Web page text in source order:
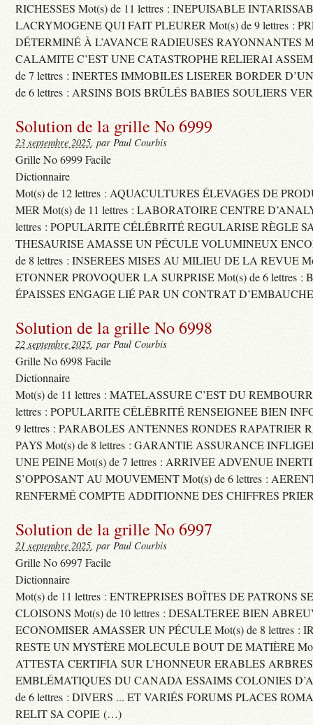
RICHESSES Mot(s) de 11 lettres : INEPUISABLE
LACRYMOGENE QUI FAIT PLEURER Mot(s) de 9 lettres :
DÉTERMINÉ À L’AVANCE RADIEUSES RAYONNANTES
CALAMITE C’EST UNE CATASTROPHE RELIERAI
de 7 lettres : INERTES IMMOBILES LISERER BORDER
de 6 lettres : ARSINS BOIS BRÛLÉS BABIES SOULIERS
Solution de la grille No 6999
23 septembre 2025, par Paul Courbis
Grille No 6999 Facile
Dictionnaire
Mot(s) de 12 lettres : AQUACULTURES ÉLEVAGES DE
MER Mot(s) de 11 lettres : LABORATOIRE CENTRE
lettres : POPULARITE CÉLÉBRITÉ REGULARISE RÈGLE
THESAURISE AMASSE UN PÉCULE VOLUMINEUX
de 8 lettres : INSEREES MISES AU MILIEU DE LA REVUE
ETONNER PROVOQUER LA SURPRISE Mot(s) de 6 lettres :
ÉPAISSES ENGAGE LIÉ PAR UN CONTRAT
Solution de la grille No 6998
22 septembre 2025, par Paul Courbis
Grille No 6998 Facile
Dictionnaire
Mot(s) de 11 lettres : MATELASSURE C’EST DU
lettres : POPULARITE CÉLÉBRITÉ RENSEIGNEE BIEN
9 lettres : PARABOLES ANTENNES RONDES RAPATRIER
PAYS Mot(s) de 8 lettres : GARANTIE ASSURANCE
UNE PEINE Mot(s) de 7 lettres : ARRIVEE ADVENUE
S’OPPOSANT AU MOUVEMENT Mot(s) de 6 lettres :
RENFERMÉ COMPTE ADDITIONNE DES CHIFFRES
Solution de la grille No 6997
21 septembre 2025, par Paul Courbis
Grille No 6997 Facile
Dictionnaire
Mot(s) de 11 lettres : ENTREPRISES BOÎTES DE PATRONS
CLOISONS Mot(s) de 10 lettres : DESALTEREE BIEN
ECONOMISER AMASSER UN PÉCULE Mot(s) de 8 lettres :
RESTE UN MYSTÈRE MOLECULE BOUT DE MATIÈRE
ATTESTA CERTIFIA SUR L’HONNEUR ERABLES ARBRES
EMBLÉMATIQUES DU CANADA ESSAIMS COLONIES
de 6 lettres : DIVERS ... ET VARIÉS FORUMS PLACES
RELIT SA COPIE (…)